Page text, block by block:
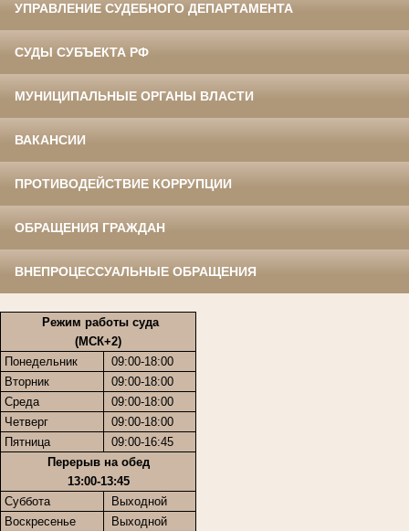
УПРАВЛЕНИЕ СУДЕБНОГО ДЕПАРТАМЕНТА
СУДЫ СУБЪЕКТА РФ
МУНИЦИПАЛЬНЫЕ ОРГАНЫ ВЛАСТИ
ВАКАНСИИ
ПРОТИВОДЕЙСТВИЕ КОРРУПЦИИ
ОБРАЩЕНИЯ ГРАЖДАН
ВНЕПРОЦЕССУАЛЬНЫЕ ОБРАЩЕНИЯ
Режим работы суда
(МСК+2)
Понедельник
09:00-18:00
Вторник
09:00-18:00
Среда
09:00-18:00
Четверг
09:00-18:00
Пятница
09:00-16:45
Перерыв на обед
13:00-13:45
Суббота
Выходной
Воскресенье
Выходной